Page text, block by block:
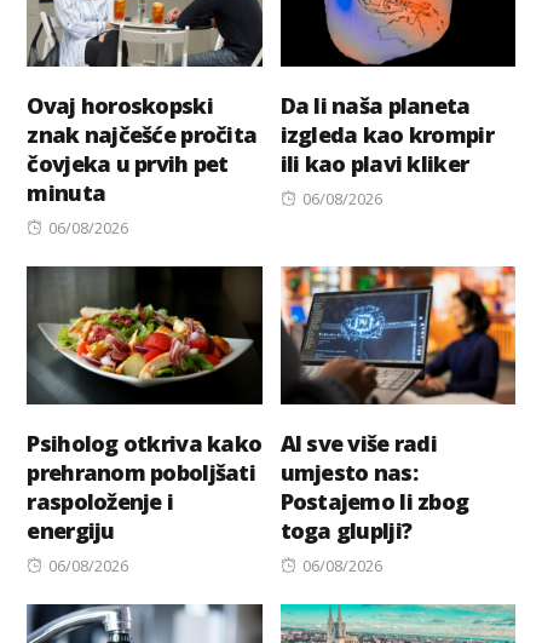
Ovaj horoskopski
znak najčešće pročita
čovjeka u prvih pet
minuta
Posted
06/08/2026
Da li naša planeta
izgleda kao krompir
ili kao plavi kliker
Posted
06/08/2026
Psiholog otkriva kako
prehranom poboljšati
raspoloženje i
energiju
Posted
06/08/2026
AI sve više radi
umjesto nas:
Postajemo li zbog
toga gluplji?
Posted
06/08/2026